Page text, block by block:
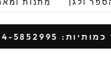
ולגן מתנות
עצור
054-5852995 /